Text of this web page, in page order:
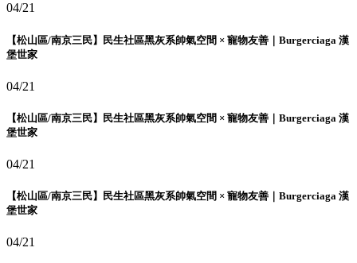
04/21
【松山區/南京三民】民生社區黑灰系帥氣空間 × 寵物友善｜Burgerciaga 漢
堡世家
04/21
【松山區/南京三民】民生社區黑灰系帥氣空間 × 寵物友善｜Burgerciaga 漢
堡世家
04/21
【松山區/南京三民】民生社區黑灰系帥氣空間 × 寵物友善｜Burgerciaga 漢
堡世家
04/21